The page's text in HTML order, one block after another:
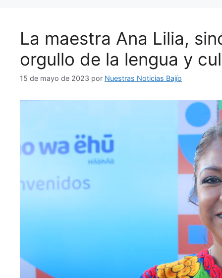
La maestra Ana Lilia,
orgullo de la lengua y
15 de mayo de 2023 por Nuestras Noticias Bajío